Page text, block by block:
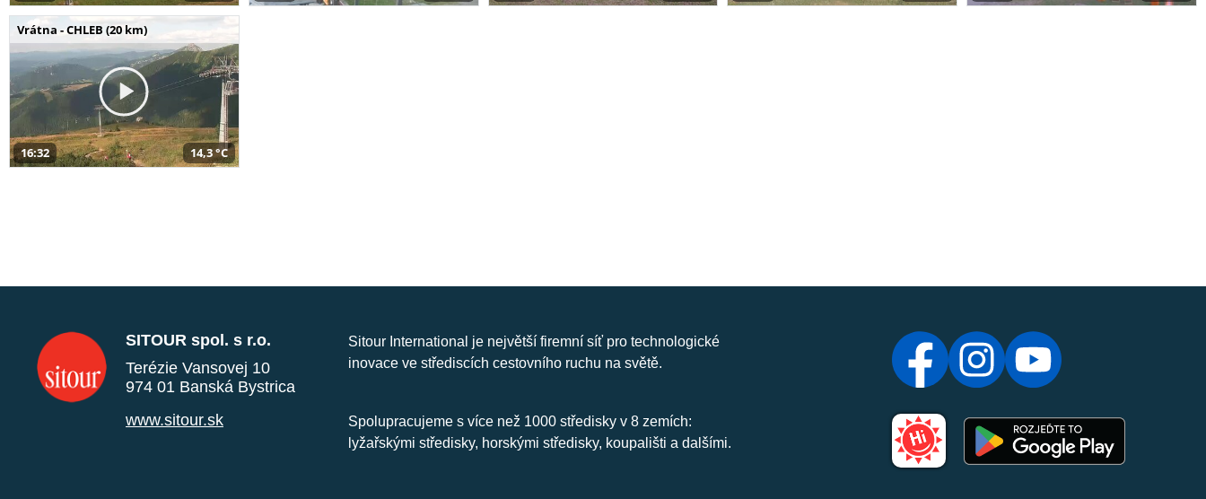
Vrátna - CHLEB (20 km)
16:32 14,3 °C
SITOUR spol. s r.o.
Terézie Vansovej 10
974 01 Banská Bystrica
www.sitour.sk
Sitour International je největší firemní síť pro technologické
inovace ve střediscích cestovního ruchu na světě.
Spolupracujeme s více než 1000 středisky v 8 zemích:
lyžařskými středisky, horskými středisky, koupališti a dalšími.